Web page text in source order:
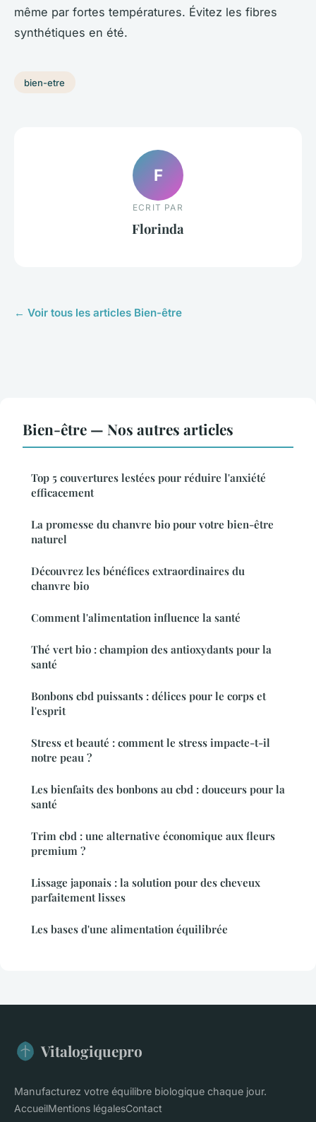
même par fortes températures. Évitez les fibres
synthétiques en été.
bien-etre
F
ECRIT PAR
Florinda
← Voir tous les articles Bien-être
Bien-être — Nos autres articles
Top 5 couvertures lestées pour réduire l'anxiété
efficacement
La promesse du chanvre bio pour votre bien-être
naturel
Découvrez les bénéfices extraordinaires du
chanvre bio
Comment l'alimentation influence la santé
Thé vert bio : champion des antioxydants pour la
santé
Bonbons cbd puissants : délices pour le corps et
l'esprit
Stress et beauté : comment le stress impacte-t-il
notre peau ?
Les bienfaits des bonbons au cbd : douceurs pour la
santé
Trim cbd : une alternative économique aux fleurs
premium ?
Lissage japonais : la solution pour des cheveux
parfaitement lisses
Les bases d'une alimentation équilibrée
Vitalogiquepro
Manufacturez votre équilibre biologique chaque jour.
AccueilMentions légalesContact